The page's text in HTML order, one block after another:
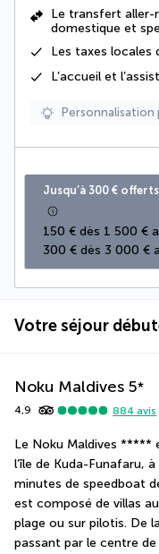
Le transfert
domestique et
Les taxes locales
L’accueil et
Personnalisation
Jusqu’à 300 € offerts
150 € dès 1 500 €
300 € dès 3 000 €
Votre séjour
Noku Maldives 5*
4,9 884 avis
Le Noku Maldives *****
l’île de Kuda-Funafaru,
minutes de speedboat
est composé de villas
plage ou sur pilotis. De
passant par le centre